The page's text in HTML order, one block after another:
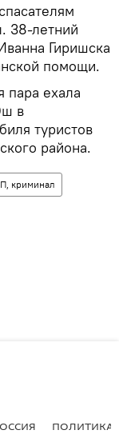
38-летний
Гиришска
помощи.
пара ехала
в
туристов
района.
криминал
ПОЛИТИКА